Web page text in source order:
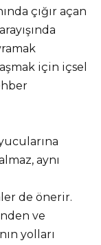
çığır açan
için içsel
aynı
de önerir.
ve
yolları